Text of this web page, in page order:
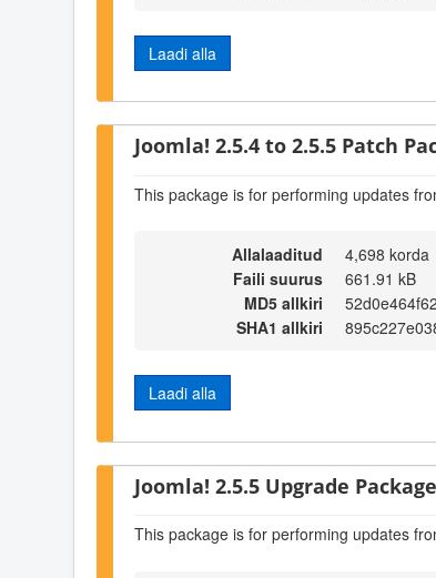
Laadi alla
Joomla! 2.5.4 to 2.5.5 Patch
This package is for performing updates
Allalaaditud
4,698 korda
Faili suurus
661.91 kB
MD5 allkiri
SHA1 allkiri
Laadi alla
Joomla! 2.5.5 Upgrade
This package is for performing updates